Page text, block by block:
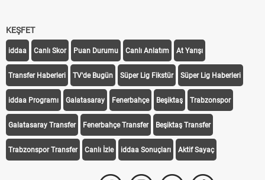
KEŞFET
iddaa Canlı Skor Puan Durumu Canlı Anlatım At Yarışı
Transfer Haberleri TV'de Bugün Süper Lig Fikstür Süper Lig Haberleri
iddaa Programı Galatasaray Fenerbahçe Beşiktaş Trabzonspor
Galatasaray Transfer Fenerbahçe Transfer Beşiktaş Transfer
Trabzonspor Transfer Canlı İzle iddaa Sonuçları Aktif Sayaç